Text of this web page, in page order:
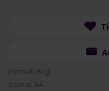
Format: Bog
Sidetal: 84